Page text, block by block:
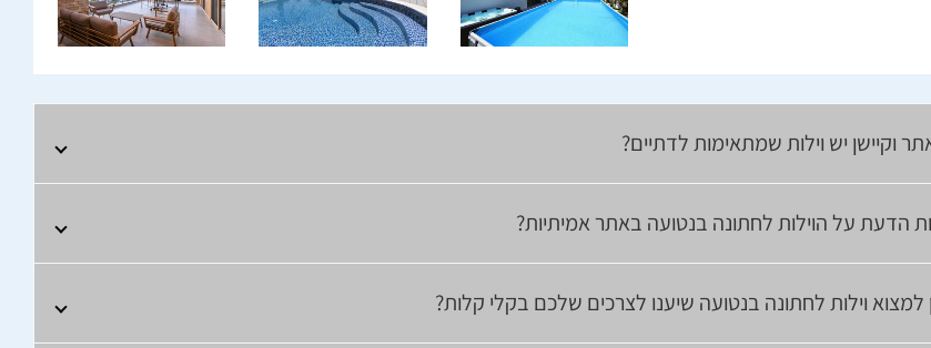
וקיישן יש וילות שמתאימות לדתיים?
הדעת על הוילות לחתונה בנטועה באתר אמיתיות?
למצוא וילות לחתונה בנטועה שיענו לצרכים שלכם בקלי קלות?